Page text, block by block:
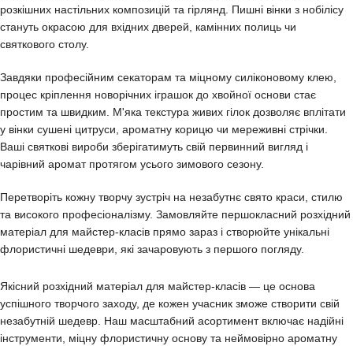
розкішних настільних композицій та гірлянд. Пишні вінки з нобілісу
стануть окрасою для вхідних дверей, камінних полиць чи
святкового столу.
Завдяки професійним секаторам та міцному силіконовому клею,
процес кріплення новорічних іграшок до хвойної основи стає
простим та швидким. М'яка текстура живих гілок дозволяє вплітати
у вінки сушені цитруси, ароматну корицю чи мереживні стрічки.
Ваші святкові вироби зберігатимуть свій первинний вигляд і
чарівний аромат протягом усього зимового сезону.
Перетворіть кожну творчу зустріч на незабутнє свято краси, стилю
та високого професіоналізму. Замовляйте першокласний розхідний
матеріал для майстер-класів прямо зараз і створюйте унікальні
флористичні шедеври, які зачаровують з першого погляду.
Якісний розхідний матеріал для майстер-класів — це основа
успішного творчого заходу, де кожен учасник зможе створити свій
незабутній шедевр. Наш масштабний асортимент включає надійні
інструменти, міцну флористичну основу та неймовірно ароматну